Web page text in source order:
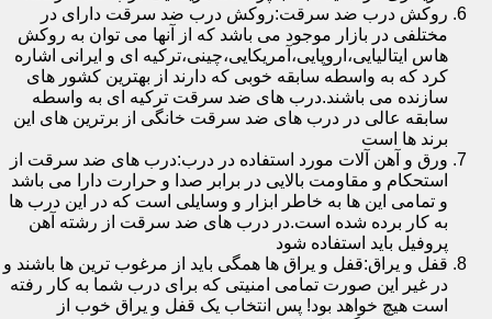
روکش درب ضد سرقت:روکش درب ضد سرقت دارای در
مختلفی در بازار موجود می باشد که از آنها می توان به روکش
هاس ایتالیایی،اروپایی،آمریکایی،چینی،ترکیه ای و ایرانی اشاره
کرد که به واسطه سابقه خوبی که دارند از بهترین کشور های
سازنده می باشند.درب های ضد سرقت ترکیه ای به واسطه
سابقه عالی در درب های ضد سرقت خانگی از برترین های این
برند ها است
ورق و آهن آلات مورد استفاده در درب:درب های ضد سرقت از
استحکام و مقاومت بالایی در برابر صدا و حرارت دارا می باشد
و تمامی این ها به خاطر ابزار و وسایلی است که در این درب ها
به کار برده شده است.در درب های ضد سرقت از رشته آهن
پروفیل باید استفاده شود
قفل و یراق:قفل و یراق ها همگی باید از مرغوب ترین ها باشند و
در غیر این صورت تمامی امنیتی که برای درب شما به کار رفته
است هیچ خواهد بود! پس انتخاب یک قفل و یراق خوب از